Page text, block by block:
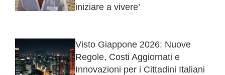
iniziare a vivere’
Visto Giappone 2026: Nuove
Regole, Costi Aggiornati e
Innovazioni per i Cittadini Italiani